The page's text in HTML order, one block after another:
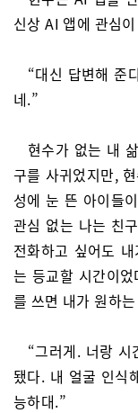
신상 AI 앱에 관심
“대신 답변해 준
네.”
현수가 없는 내
구를 사귀었지만,
성에 눈 뜬 아이들
관심 없는 나는 친
전화하고 싶어도
는 등교할 시간이
를 쓰면 내가 원하
“그러게. 너랑
됐다. 내 얼굴 인식
능하대.”